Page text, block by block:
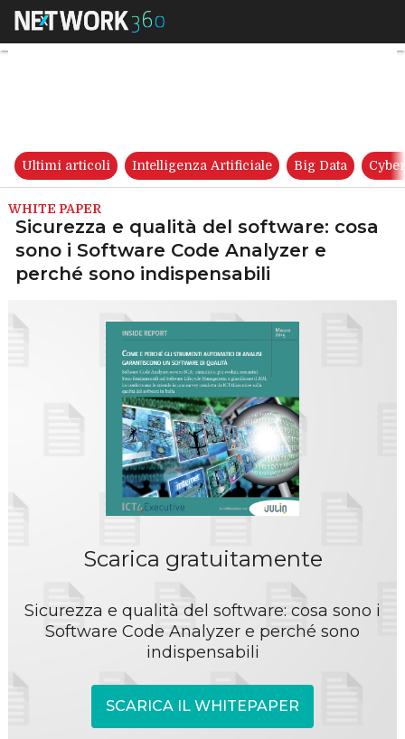
Sicurezza e qualità del
Ultimi articoli Intelligenza Artificiale Big Data
WHITE PAPER
Sicurezza e qualità del software: cosa
sono i Software Code Analyzer e
perché sono indispensabili
Scarica gratuitamente
Sicurezza e qualità del software: cosa sono i
Software Code Analyzer e perché sono
indispensabili
SCARICA IL WHITEPAPER